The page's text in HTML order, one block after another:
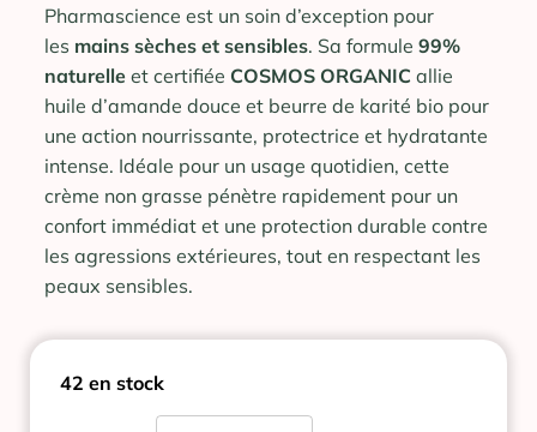
Pharmascience est un soin d’exception pour
les mains sèches et sensibles. Sa formule 99%
naturelle et certifiée COSMOS ORGANIC allie
huile d’amande douce et beurre de karité bio pour
une action nourrissante, protectrice et hydratante
intense. Idéale pour un usage quotidien, cette
crème non grasse pénètre rapidement pour un
confort immédiat et une protection durable contre
les agressions extérieures, tout en respectant les
peaux sensibles.
42 en stock